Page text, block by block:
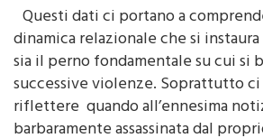
Questi dati ci portano a
dinamica relazionale che si
sia il perno fondamentale su cui si
successive violenze. Soprattutto
riflettere quando all’ennesima
barbaramente assassinata dal